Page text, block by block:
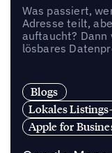
Was passiert,
Adresse teilt,
auftaucht? Dann
lösbares
Blogs
Lokales
Apple for